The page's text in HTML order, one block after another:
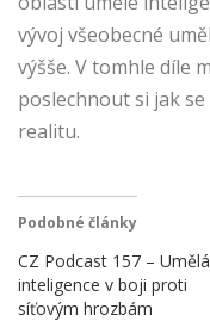
vývoj všeobecné
výšše. V tomhle díle
poslechnout si jak
realitu.
Podobné články
CZ Podcast 157 – Umělá
inteligence v boji proti
síťovým hrozbám